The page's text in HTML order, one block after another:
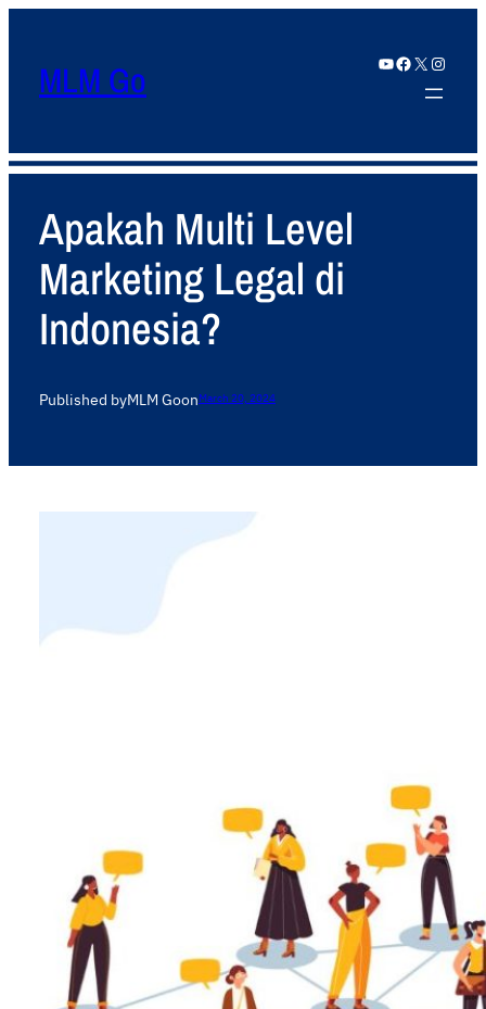
MLM Go YouTube Facebook X Instagram
Apakah Multi Level
Marketing Legal di
Indonesia?
Published byMLM GoonMarch 20, 2024